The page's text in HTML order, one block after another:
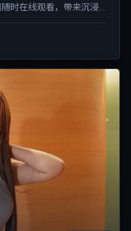
时在线观看，带来沉浸